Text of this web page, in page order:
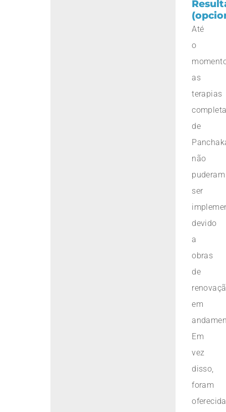
Até
o
as
terapias
de
não
puderam
ser
devido
a
obras
de
em
Em
vez
disso,
foram